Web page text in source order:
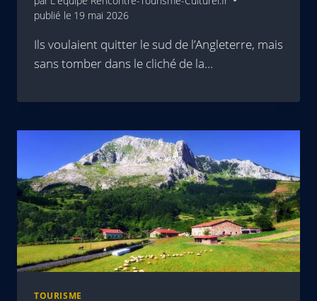
publié le 19 mai 2026
Ils voulaient quitter le sud de l’Angleterre, mais
sans tomber dans le cliché de la…
TOURISME